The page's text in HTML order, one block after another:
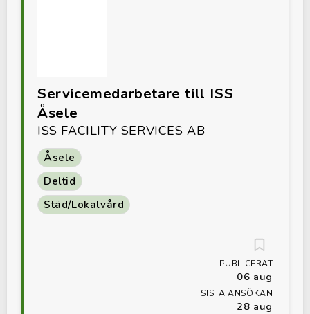
Servicemedarbetare till ISS
Åsele
ISS FACILITY SERVICES AB
Åsele
Deltid
Städ/Lokalvård
PUBLICERAT
06 aug
SISTA ANSÖKAN
28 aug